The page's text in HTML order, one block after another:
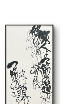
化人やアーティ
作品をライブに